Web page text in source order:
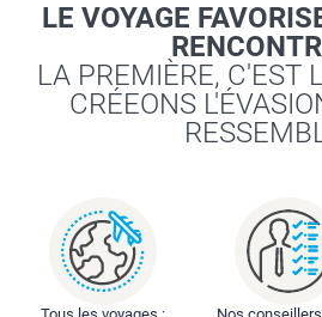
LE VOYAGE
LA PREMIÈRE, C'EST
CRÉEONS